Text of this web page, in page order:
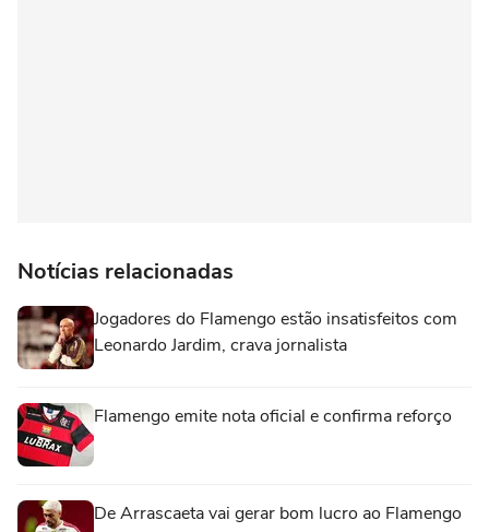
Notícias relacionadas
Jogadores do Flamengo estão insatisfeitos com
Leonardo Jardim, crava jornalista
Flamengo emite nota oficial e confirma reforço
De Arrascaeta vai gerar bom lucro ao Flamengo